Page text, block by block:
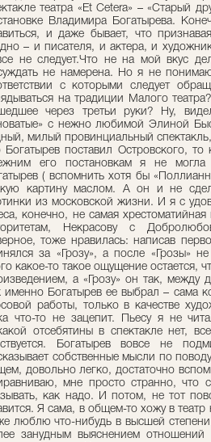
театра «Et Cetera» – «Старый
Владимира Богатырева.
и даже бывает, что
– и писателя, и актера, и
не следует.Что не на мой вкус
не намерена. Но я не
с которыми следует
на традиции Малого
через третьи руки? Ну,
с нежно любимой Элиной
милый провинциальный
Богатырев поставил Островского,
его постановкам я не могла
( вспомнить хотя бы
картину маслом. А он и не
из московской жизни. И я с
конечно, не самая
Некрасову с
тоже нравилась: написав
за «Грозу», а после «Грозы»
какое-то такое ощущение остается,
а «Грозу» он так,
именно Богатырев ее выбрал – сама
работы, только в качестве
что-то не зацепит. Пьесу я не
отсебятины в спектакле нет,
Богатырев вовсе не
собственные мысли по
довольно легко, достаточно
мне просто странно, что
как надо. И потом, не тот
Я сама, в общем-то хожу в
люблю что-нибудь в высшей
занудным выяснением